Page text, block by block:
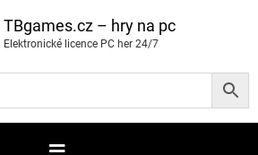
TBgames.cz – hry na pc
Elektronické licence PC her 24/7